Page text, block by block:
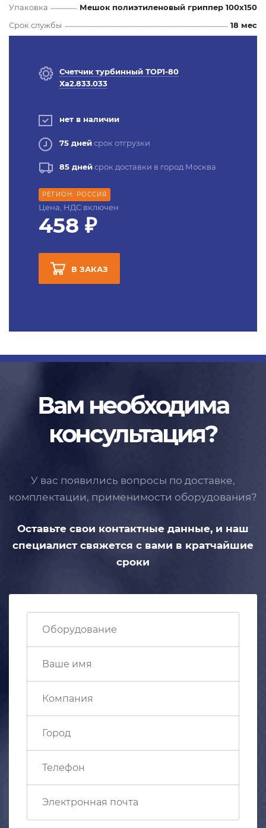
Упаковка
Мешок полиэтиленовый гриппер 100х150
Срок службы
18 мес
Счетчик турбинный ТОР1-80
Ха2.833.033
нет в наличии
75 днейсрок отгрузки
85 днейсрок доставки в город Москва
РЕГИОН: РОССИЯ
Цена, НДС включен
458 ₽
В ЗАКАЗ
Вам необходима
консультация?
У вас появились вопросы по доставке,
комплектации, применимости оборудования?
Оставьте свои контактные данные, и наш
специалист свяжется с вами в кратчайшие
сроки